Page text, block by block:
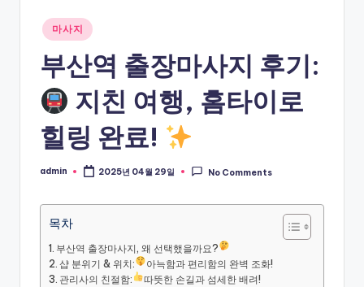
Posted
in
마사지
부산역 출장마사지 후기:
지친 여행, 홈타이로
힐링 완료!
Posted
admin 2025년 04월 29일 No Comments
목차
부산역 출장마사지, 왜 선택했을까요?
샵 분위기 & 위치:
아늑함과 편리함의 완벽 조화!
관리사의 친절함:
따뜻한 손길과 섬세한 배려!